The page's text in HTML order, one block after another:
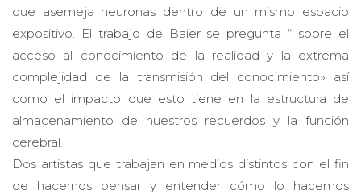
que asemeja neuronas dentro de un mismo espacio
expositivo. El trabajo de Baier se pregunta “ sobre el
acceso al conocimiento de la realidad y la extrema
complejidad de la transmisión del conocimiento» así
como el impacto que esto tiene en la estructura de
almacenamiento de nuestros recuerdos y la función
cerebral.
Dos artistas que trabajan en medios distintos con el fin
de hacernos pensar y entender cómo lo hacemos